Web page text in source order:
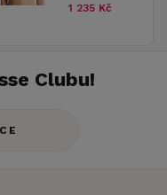
1 235 Kč
Clubu!